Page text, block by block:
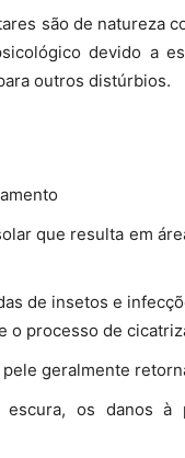
são de natureza
devido a
outros distúrbios.
que resulta em
de insetos e
o processo de
geralmente
os danos à